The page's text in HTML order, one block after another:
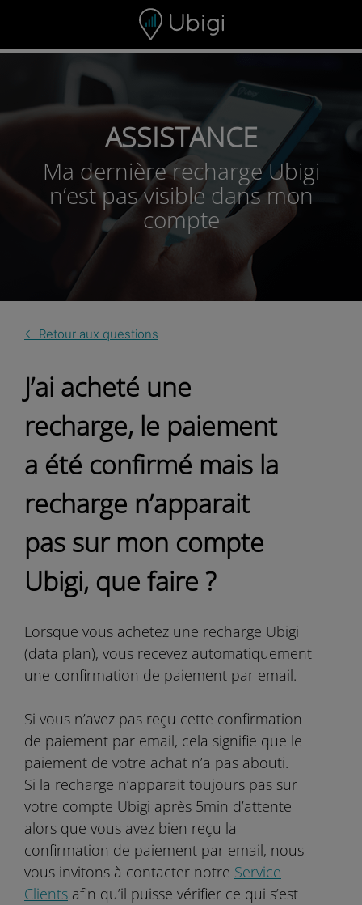
ASSISTANCE
Ma dernière recharge Ubigi
n’est pas visible dans mon
compte
← Retour aux questions
J’ai acheté une
recharge, le paiement
a été confirmé mais la
recharge n’apparait
pas sur mon compte
Ubigi, que faire ?
Lorsque vous achetez une recharge Ubigi
(data plan), vous recevez automatiquement
une confirmation de paiement par email.
Si vous n’avez pas reçu cette confirmation
de paiement par email, cela signifie que le
paiement de votre achat n’a pas abouti.
Si la recharge n’apparait toujours pas sur
votre compte Ubigi après 5min d’attente
alors que vous avez bien reçu la
confirmation de paiement par email, nous
vous invitons à contacter notre Service
Clients afin qu’il puisse vérifier ce qui s’est